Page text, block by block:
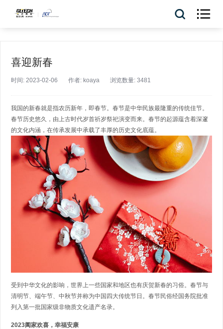

喜迎新春
时间: 2023-02-06 作者: koaya 浏览数量: 3481
我国的新春就是指农历新年，即春节。春节是中华民族最隆重的传统佳节。
春节历史悠久，由上古时代岁首祈岁祭祀演变而来。春节的起源蕴含着深邃
的文化内涵，在传承发展中承载了丰厚的历史文化底蕴。
受到中华文化的影响，世界上一些国家和地区也有庆贺新春的习俗。春节与
清明节、端午节、中秋节并称为中国四大传统节日。春节民俗经国务院批准
列入第一批国家级非物质文化遗产名录。
2023阖家欢喜，幸福安康